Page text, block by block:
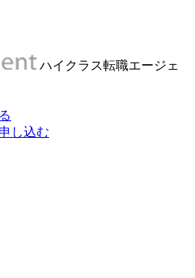
ハイクラス転職エージェ
し込む